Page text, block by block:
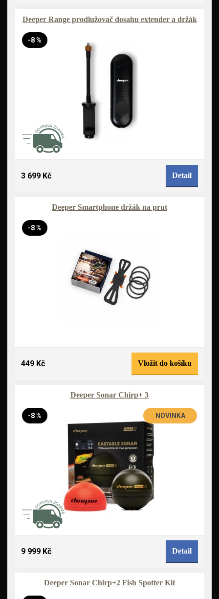
Deeper Range prodlužovač dosahu extender a držák
-8 %
3 699 Kč Detail
Deeper Smartphone držák na prut
-8 %
449 Kč Vložit do košíku
Deeper Sonar Chirp+ 3
-8 % NOVINKA
9 999 Kč Detail
Deeper Sonar Chirp+2 Fish Spotter Kit